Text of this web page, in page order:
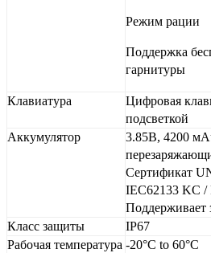
Режим рации
Поддержка
гарнитуры
Клавиатура
Цифровая
подсветкой
Аккумулятор
3.85В, 4200
Сертификат
IEC62133 KC /
Поддерживает
Класс защиты
IP67
Рабочая температура -20°C to 60°C